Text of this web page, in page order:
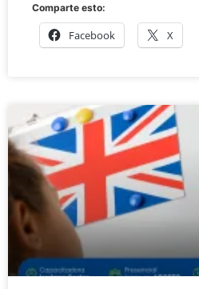
Comparte esto:
Facebook X